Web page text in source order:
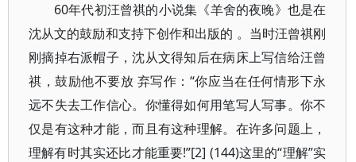
60年代初汪曾祺的小说集《羊舍的夜晚》也是在
沈从文的鼓励和支持下创作和出版的 。当时汪曾祺刚
刚摘掉右派帽子，沈从文得知后在病床上写信给汪曾
祺，鼓励他不要放 弃写作：“你应当在任何情形下永
远不失去工作信心。你懂得如何用笔写人写事。你不
仅是有这种才能，而且有这种理解。在许多问题上，
理解有时其实还比才能重要!”[2] (144)这里的“理解”实